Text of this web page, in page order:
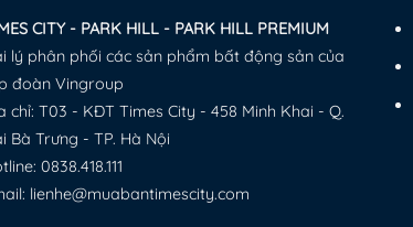
CITY - PARK HILL - PARK HILL PREMIUM
lý phân phối các sản phẩm bất động sản của
đoàn Vingroup
chỉ: T03 - KĐT Times City - 458 Minh Khai - Q.
Bà Trưng - TP. Hà Nội
0838.418.111
lienhe@muabantimescity.com